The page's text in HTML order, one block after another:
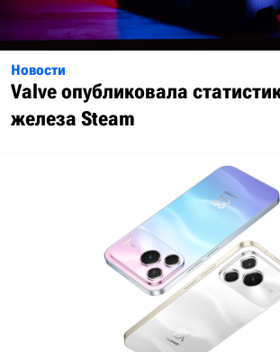
Новости
Valve опубликовала
железа Steam